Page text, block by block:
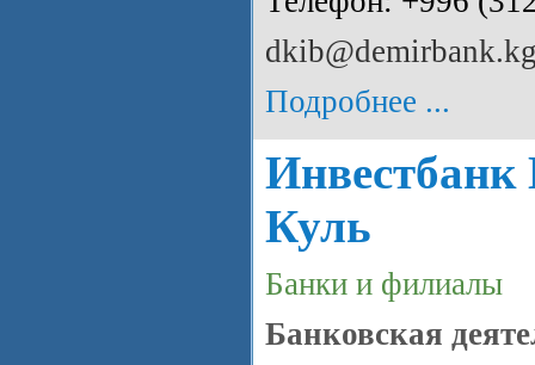
Подробнее ...
Куль
Банки и филиалы
Банковская